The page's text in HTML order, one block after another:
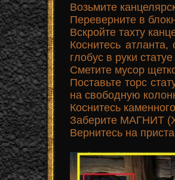
Возьмите
Переверните в
Вскройте тахту
Коснитесь
глобус в руки
Сметите мусор
Поставьте торс
на свободную
Коснитесь
Заберите МАГНИТ
Вернитесь на